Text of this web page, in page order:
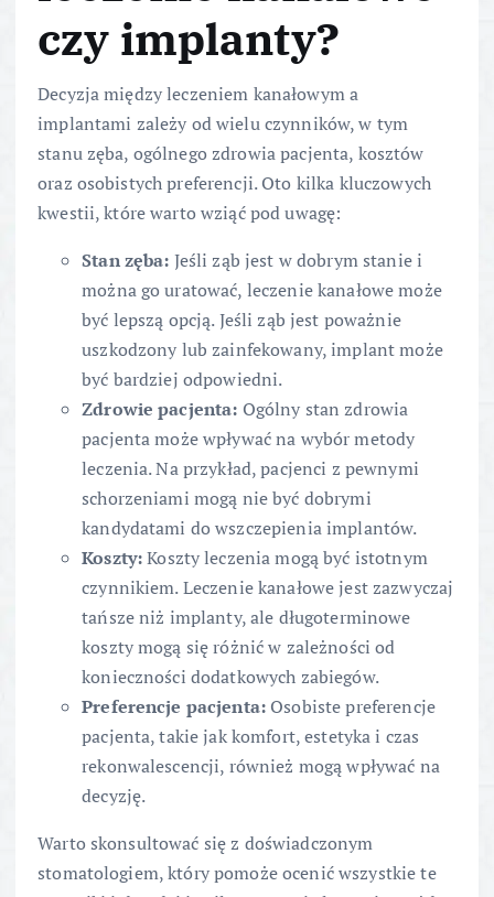
czy implanty?
Decyzja między leczeniem kanałowym a
implantami zależy od wielu czynników, w tym
stanu zęba, ogólnego zdrowia pacjenta, kosztów
oraz osobistych preferencji. Oto kilka kluczowych
kwestii, które warto wziąć pod uwagę:
Stan zęba: Jeśli ząb jest w dobrym stanie i
można go uratować, leczenie kanałowe może
być lepszą opcją. Jeśli ząb jest poważnie
uszkodzony lub zainfekowany, implant może
być bardziej odpowiedni.
Zdrowie pacjenta: Ogólny stan zdrowia
pacjenta może wpływać na wybór metody
leczenia. Na przykład, pacjenci z pewnymi
schorzeniami mogą nie być dobrymi
kandydatami do wszczepienia implantów.
Koszty:Koszty leczenia mogą być istotnym
czynnikiem. Leczenie kanałowe jest zazwyczaj
tańsze niż implanty, ale długoterminowe
koszty mogą się różnić w zależności od
konieczności dodatkowych zabiegów.
Preferencje pacjenta: Osobiste preferencje
pacjenta, takie jak komfort, estetyka i czas
rekonwalescencji, również mogą wpływać na
decyzję.
Warto skonsultować się z doświadczonym
stomatologiem, który pomoże ocenić wszystkie te